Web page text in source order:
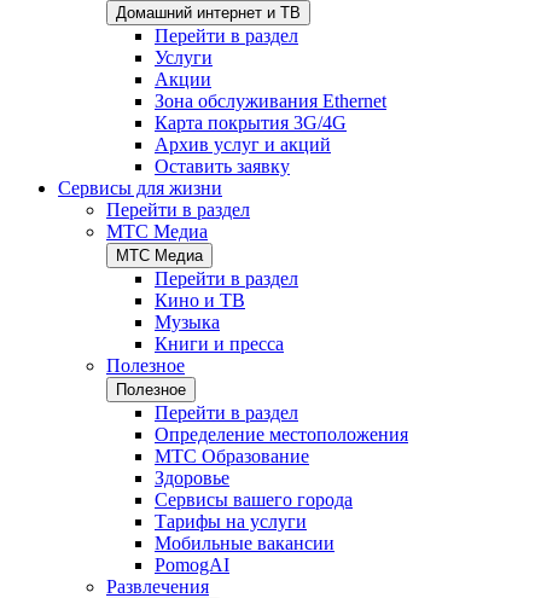
Домашний интернет и ТВ
Перейти в раздел
Услуги
Акции
Зона обслуживания Ethernet
Карта покрытия 3G/4G
Архив услуг и акций
Оставить заявку
Сервисы для жизни
Перейти в раздел
МТС Медиа
МТС Медиа
Перейти в раздел
Кино и ТВ
Музыка
Книги и пресса
Полезное
Полезное
Перейти в раздел
Определение местоположения
МТС Образование
Здоровье
Сервисы вашего города
Тарифы на услуги
Мобильные вакансии
PomogAI
Развлечения